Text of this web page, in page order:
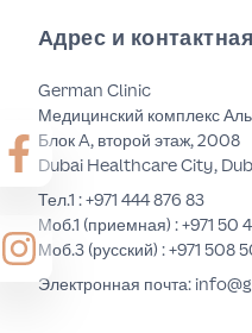
Адрес и
German Clinic
Медицинский комплекс
Блок A, второй этаж, 2008
Dubai Healthcare City,
Тел.1 :+971 444 876 83
Моб.1 (приемная) :+971 50
Моб.3 (русский) :+971 508
Электронная почта: